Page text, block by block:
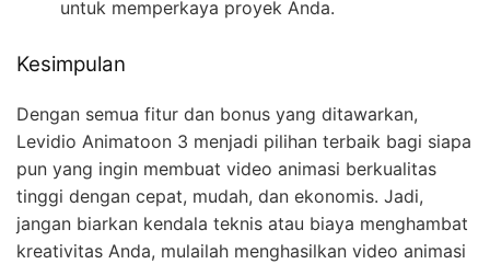
untuk memperkaya proyek Anda.
Kesimpulan
Dengan semua fitur dan bonus yang ditawarkan,
Levidio Animatoon 3 menjadi pilihan terbaik bagi siapa
pun yang ingin membuat video animasi berkualitas
tinggi dengan cepat, mudah, dan ekonomis. Jadi,
jangan biarkan kendala teknis atau biaya menghambat
kreativitas Anda, mulailah menghasilkan video animasi